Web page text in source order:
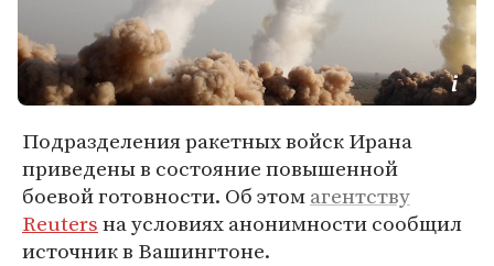
Подразделения ракетных войск Ирана
приведены в состояние повышенной
боевой готовности. Об этомагентству
Reutersна условиях анонимности сообщил
источник в Вашингтоне.